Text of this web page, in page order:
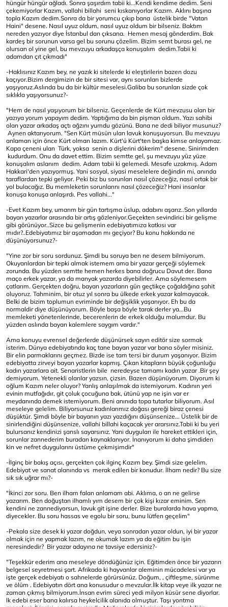
hüngür hüngür ağladı. Sonra şaşırdım tabii ki...Kendi kendime dedim. Seni
çekemiyorlar Kazım, vallahi billahi seni kıskanıyorlar Kazım. Aklını başına
topla Kazım dedim.Sonra da bir yorumcu çıkıp bana üstelik birde "Vatan
Haini" desene. Nasıl uyuz oldum, nasıl uyuz oldum bir bilseniz. Baktım
nereden yazıyor diye İstanbul dan çıksana. Hemen mesaj gönderdim. Bak
kardeş bir sorunun varsa gel bu sorunu çözelim. Bizim semt burası gel, ne
olursan ol yine gel, bu mevzuyu arkadaşça konuşalım dedim.Tabii ki
adamdan çıt çıkmadı"
-Haklısınız Kazım bey, ne yazık ki sitelerde ki eleştirilerin bazen dozu
kaçıyor.Bizim dergimizin de bir sitesi var, aynı sorunları bizlerde
yaşıyoruz.Aslında bu da bir kültür meselesi.Galiba bu sorunları sizde çok
sıklıkla yaşıyorsunuz?-
"Hem de nasıl yaşıyorum bir bilseniz. Geçenlerde de Kürt mevzusu olan bir
yazıya yorum yapayım dedim. Yaptığıma da bin pişman oldum. Yazı sahibi
olan yazar arkadaş açtı ağzını yumdu gözünü. Bana ne dedi biliyor musunuz?
Aynen aktarıyorum. "Sen Kürt müsün ulan lavuk konuşuyorsun. Bu mevzuyu
anlaman için önce Kürt olman lazım. Kürt'ü Kürt'ten başka kimse anlayamaz.
Kapa çeneni ulan Türk, yoksa senin o dişlerini dökerim" desene. Sinirimden
kudurdum. Onu da davet ettim. Bizim semtte gel, şu mevzuyu yüz yüze
konuşalım aslanım dedim. Adam tabii ki gelemedi. Mesafe uzakmış. Adam
Hakkari'den yazıyormuş. Yani sosyal, siyasi meselelere değindin mi, anında
taraflardan tepki geliyor. Peki biz bu sorunları nasıl çözeceğiz, nasıl ortak bir
yol bulacağız. Bu memleketin sorunlarını nasıl çözeceğiz? Hani insanlar
konuşa konuşa anlaşırdı. Pes vallahi..."
-Evet Kazım bey, umarım bir gün tartışma üslup, adabını aşarız..Son yıllarda
bayan yazarlar arasında bir artış gözleniyor.Geçekten sevindirici bir gelişme
gibi görünüyor..Sizce bu gelişmenin edebiyatımıza katkısı var
mıdır?..Edebiyatımız bir aşamadan mı geçiyor? Bu konu hakkında ne
düşünüyorsunuz?-
"Yine zor bir soru sordunuz. Şimdi bu soruya ben ne desem bilmiyorum.
Okuyanlardan bir tepki almak istemem ama bir yazar gerçeği söylemek
zorunda. Bu yüzden semtte hemen herkes bana doğrucu Davut der. Bana
maço erkek yazar, ya da manyak yazarda diyebilirler. Ama söylemesem
çatlarım. Gerçekten doğru, bayan yazarların gün geçtikçe çoğaldığına şahit
oluyoruz. Tahminim, bir otuz yıl sonra bu ülkede erkek yazar kalmayacak.
Belki de bizim toplumun evriminde bir değişiklik yaşanıyor. Eh bu da
normaldir diye düşünüyorum. Böyle başa böyle tarak derler ya...Bu
memleketi yönetenlerinde, becerenlerin de erkek olduğu malumdur. Bu
yüzden aslında bayan kalemlere saygım vardır."
Ama konuyu evrensel değerlerde düşünürsek sayın editör size sormak
isterim. Dünya edebiyatında kaç tane bayan yazar var bana söyler misiniz.
Bir elin parmaklarını geçmez. Bizde ise tam tersi bir durum yaşanıyor. Bizim
edebiyatta zirveyi bayan yazarlar kapmış. Çıkan kitapların büyük çoğunluğu
kadın yazarlara ait. Senaristlerin bile neredeyse tamamı kadın yazar .Bir şey
demiyorum. Yetenekli olanlar yazsın, çizsin. Bazen düşünüyorum. Diyorum ki
oğlum Kazım neler oluyor? Yanlış anlaşılmak da istemiyorum. Kadının yeri
evinin mutfağıdır, git çoluk çocuğuna bak, ütünü yap ne işin var er
meydanında demek istemiyorum. Beni anınıda topa tutarlar biliyorum. Asıl
meseleye gelelim. Biliyorsunuz kadınlarımız doğası gereği biraz çenesi
düşüktür. Şimdi böyle bir bayanın yazı yazdığını düşünsenize... Üstelik bir de
sinirlendiğini düşünsenize, vallahi billahi kaçacak yer ararsınız.Tabii ki bu yeri
bulursanız kendinizi şanslı sayarsınız. Yani duyguları ile hareket ettikleri için,
sorunlar zannederim buradan kaynaklanıyor. İnanıyorum ki daha şimdiden
kin ve nefret duygularını üstüme çekmişimdir"
-İlginç bir bakış açısı, gerçekten çok ilginç Kazım bey. Şimdi size gelelim.
Edebiyat ve sanat alanında vs merak edilen bir konudur. İlham nedir? Bu size
sık sık uğrar mı?-
"İkinci zor soru. Ben ilham falan anlamam abi. Aklıma, o an ne gelirse
yazarım. Ben doğuştan ilhamlı yım desem bir çok kişi kızar eminim. Sen
kendini ne zannediyorsun, lavuk git işine derler. Bize buralarda hava yapma,
diyecekler. Bu soru hassas ve egolu bir soru, bunu lütfen geçelim"
-Pekala size desek ki yazar doğdun, veya sonradan yazar oldun, iyi bir yazar
olmak için ne yapmak lazım, ne okumak lazım ya da eğitim bu işin
neresindedir? Bir yazar adayına ne tavsiye edersiniz?-
"Teşekkür ederim ana meseleye döndüğünüz için. Eğitimden önce bir yazarın
belgesel seyretmesi şart. Afrikada ki hayvanlar aleminin mücadelesi var ya
işte gerçek edebiyatı o sahnelerde görürsünüz. Doğum, , çiftleşme, sürünme
ve ölüm . Edebiyatın dört ana konusudur o mevzular.İlk kitap veye ilk yazar ne
zaman çıkmış bilmiyorum.İnsan evrim süreci yedi milyon küsür sene diyorlar.
lk edebi eser bana kalırsa heykelcilik alanıda olmuştur. Taşı yontma